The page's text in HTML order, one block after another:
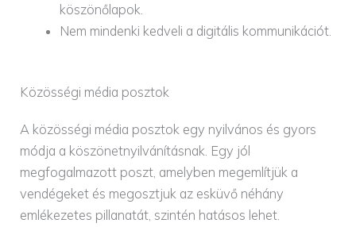
köszönőlapok.
Nem mindenki kedveli a digitális kommunikációt.
Közösségi média posztok
A közösségi média posztok egy nyilvános és gyors
módja a köszönetnyilvánításnak. Egy jól
megfogalmazott poszt, amelyben megemlítjük a
vendégeket és megosztjuk az esküvő néhány
emlékezetes pillanatát, szintén hatásos lehet.